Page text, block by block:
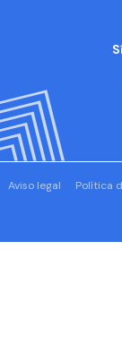
Aviso legal Política